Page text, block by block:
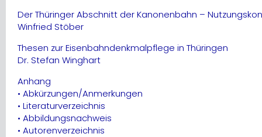
Der Thüringer Abschnitt der Kanonenbahn –
Winfried Stöber
Thesen zur Eisenbahndenkmalpflege in Thüringen
Dr. Stefan Winghart
Anhang
• Abkürzungen/Anmerkungen
• Literaturverzeichnis
• Abbildungsnachweis
• Autorenverzeichnis